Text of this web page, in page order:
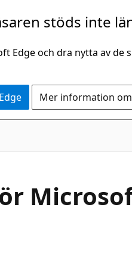
stöds inte
Edge och dra nytta av
Mer information